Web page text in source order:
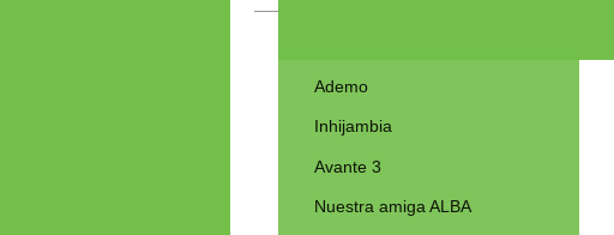
Ademo
Inhijambia
Avante 3
Nuestra amiga ALBA